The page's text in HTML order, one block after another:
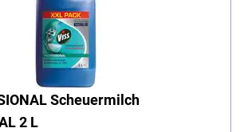
Scheuermilch
2 L